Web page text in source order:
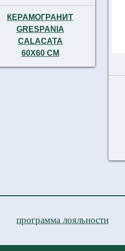
КЕРАМОГРАНИТ
GRESPANIA
CALACATA
60X60 СМ
программа лояльности